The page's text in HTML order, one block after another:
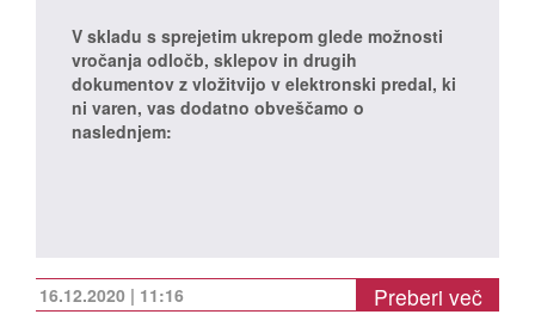
V skladu s sprejetim ukrepom glede možnosti
vročanja odločb, sklepov in drugih
dokumentov z vložitvijo v elektronski predal, ki
ni varen, vas dodatno obveščamo o
naslednjem:
16.12.2020 | 11:16 Preberi več